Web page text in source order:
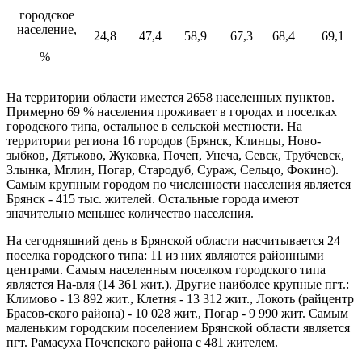
городское
население,
%
24,8 47,4 58,9 67,3 68,4 69,1
На территории области имеется 2658 населенных пун­ктов.
Примерно 69 % населения проживает в городах и по­селках
городского типа, остальное в сельской местности. На
территории региона 16 городов (Брянск, Клинцы, Ново-
зыбков, Дятьково, Жуковка, Почеп, Унеча, Севск, Трубчевск,
Злынка, Мглин, Погар, Стародуб, Сураж, Сельцо, Фокино).
Самым крупным городом по численности населения яв­ляется
Брянск - 415 тыс. жителей. Остальные города име­ют
значительно меньшее количество населения.
На сегодняшний день в Брянской области насчитывается 24
поселка го­родского типа: 11 из них являются рай­онными
центрами. Самым населенным поселком городского типа
является На-вля (14 361 жит.). Другие наиболее круп­ные пгт.:
Климово - 13 892 жит., Клетня - 13 312 жит., Локоть (райцентр
Брасов-ского района) - 10 028 жит., Погар - 9 990 жит. Самым
маленьким городским поселением Брянской области является
пгт. Рамасуха Почепского района с 481 жителем.